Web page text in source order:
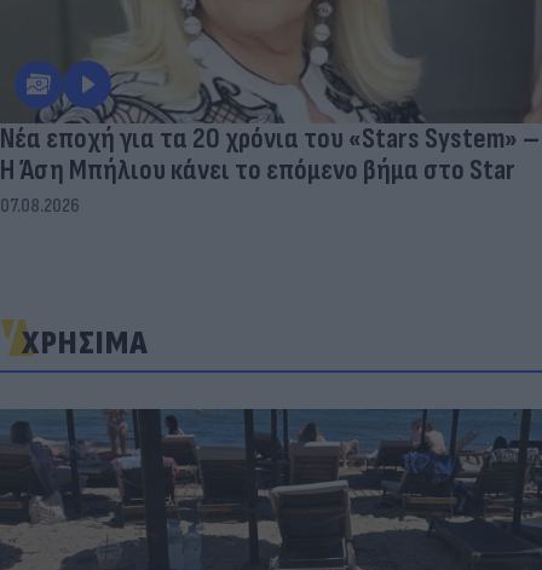
Νέα εποχή για τα 20 χρόνια του «Stars System» –
Η Άση Μπήλιου κάνει το επόμενο βήμα στο Star
07.08.2026
ΧΡΗΣΙΜΑ